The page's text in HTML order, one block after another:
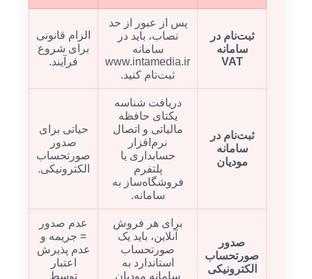
ثبت‌نام در
سامانه
VAT
پس از عبور از حد
نصاب، باید در
سامانه
www.intamedia.ir
ثبت‌نام کنید.
الزام قانونی
برای شروع
فرآیند.
ثبت‌نام در
سامانه
مودیان
دریافت شناسه
یکتای حافظه
مالیاتی و اتصال
نرم‌افزار
حسابداری یا
پلتفرم
فروشگاه‌ساز به
سامانه.
حیاتی برای
صدور
صورتحساب
الکترونیکی.
صدور
صورتحساب
الکترونیکی
برای هر فروش
آنلاین، باید یک
صورتحساب
استاندارد به
سامانه مودیان
عدم صدور
= جریمه و
عدم پذیرش
اعتبار
توسط